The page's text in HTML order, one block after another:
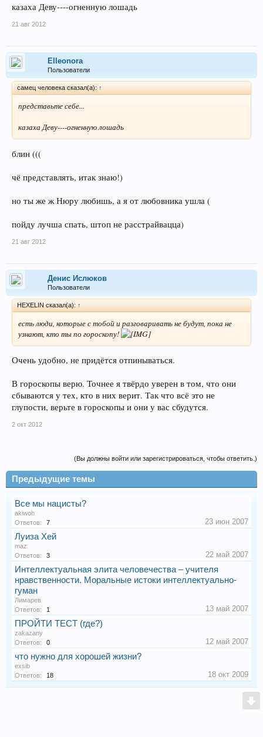
казаха Деву----огненную лошадь
21 авг 2012
Elleonora
Пользователи
самец человека сказал(а): ↑
представьте себе...
казаха Деву----огненную лошадь
блин (((
чё представлять, итак знаю!)
но ты же ж Нюру любишь, а я от любовника ушла (
пойду лучша спать, штоп не расстрайвацца)
21 авг 2012
Денис Ислюков
Пользователи
HEXELIN сказал(а): ↑
есть люди, которые с тобой и разговаривать не будут, пока не
узнают, кто ты по гороскопу!
Очень удобно, не придётся отпинываться.
В гороскопы верю. Точнее я твёрдо уверен в том, что они
сбываются у тех, кто в них верит. Так что всё это не
глупости, верьте в гороскопы и они у вас сбудутся.
2 окт 2012
(Вы должны войти или зарегистрироваться, чтобы ответить.)
Предыдущие темы
Все мы нацисты?
akiwoh
Ответов:
7 23 июн 2007
Луиза Хей
maz
Ответов:
3 22 май 2007
Интеллектуальная элита человечества – учителя
нравственности. Моральные истоки интеллектуально-
гуман
Лимарев
Ответов:
1 13 май 2007
ПРОЙТИ ТЕСТ (где?)
zakazany
Ответов:
0 12 май 2007
что нужно для хорошей жизни?
exsib
Ответов:
18 18 окт 2009